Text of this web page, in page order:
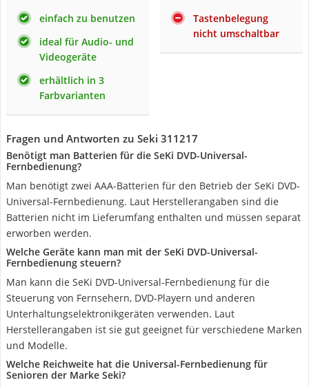
einfach zu benutzen
ideal für Audio- und
Videogeräte
erhältlich in 3
Farbvarianten
Tastenbelegung
nicht umschaltbar
Fragen und Antworten zu Seki 311217
Benötigt man Batterien für die SeKi DVD-Universal-
Fernbedienung?
Man benötigt zwei AAA-Batterien für den Betrieb der SeKi DVD-
Universal-Fernbedienung. Laut Herstellerangaben sind die
Batterien nicht im Lieferumfang enthalten und müssen separat
erworben werden.
Welche Geräte kann man mit der SeKi DVD-Universal-
Fernbedienung steuern?
Man kann die SeKi DVD-Universal-Fernbedienung für die
Steuerung von Fernsehern, DVD-Playern und anderen
Unterhaltungselektronikgeräten verwenden. Laut
Herstellerangaben ist sie gut geeignet für verschiedene Marken
und Modelle.
Welche Reichweite hat die Universal-Fernbedienung für
Senioren der Marke Seki?